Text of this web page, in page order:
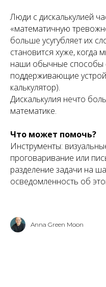
Люди с дискалькулией
«математичную
больше усугубляет их
становится хуже,
наши обычные
поддерживающие
калькулятор).
Дискалькулия нечто
математике.
Что может помочь?
Инструменты:
проговаривание или
разделение задачи на
осведомленность об
Anna Green Moon